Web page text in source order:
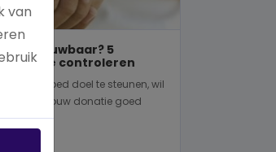
betrouwbaar? 5
zelf te controleren
om een goed doel te steunen, wil
dat jouw donatie goed
een...
van